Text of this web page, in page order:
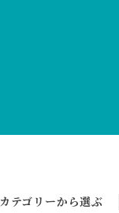
カテゴリーから選ぶ